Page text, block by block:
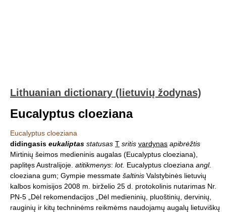
Lithuanian dictionary (lietuvių žodynas)
Eucalyptus cloeziana
Eucalyptus cloeziana
didingasis eukaliptas statusas T sritis vardynas apibrėžtis
Mirtinių šeimos medieninis augalas (Eucalyptus cloeziana),
paplitęs Australijoje. atitikmenys: lot. Eucalyptus cloeziana angl.
cloeziana gum; Gympie messmate šaltinis Valstybinės lietuvių
kalbos komisijos 2008 m. birželio 25 d. protokolinis nutarimas Nr.
PN-5 „Dėl rekomendacijos „Dėl medieninių, pluoštinių, dervinių,
rauginių ir kitų techninėms reikmėms naudojamų augalų lietuviškų